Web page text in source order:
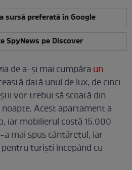
sursă preferată în Google
SpyNews pe Discover
de a-și mai cumpăra un
dată unul de lux, de cinci
vor trebui să scoată din
Acest apartament a
iar mobilierul costă 15.000
mai spus cântărețul, iar
turiști începând cu